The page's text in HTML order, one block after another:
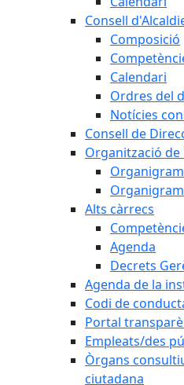
Consell
Composició
Calendari
Ordres del
Notícies
Consell de
Organització de
Alts càrrecs
Agenda
Decrets
Agenda de la
Codi de
Portal
Empleats/des
Òrgans
ciutadana